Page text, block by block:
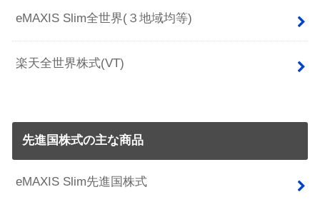
eMAXIS Slim全世界(３地域均等)
楽天全世界株式(VT)
先進国株式の主な商品
eMAXIS Slim先進国株式